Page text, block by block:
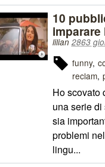
10
lilian 2863
funny
reclam
Ho scovato
una serie
sia
problemi
lingu...